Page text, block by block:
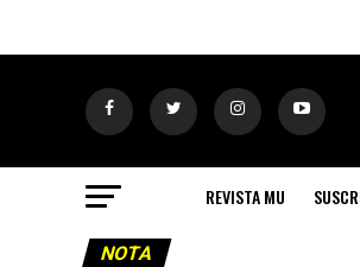
REVISTA MU
NOTA